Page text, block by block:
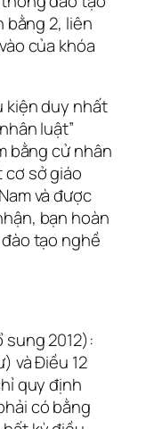
bằng 2, liên
của khóa
kiện duy nhất
luật”
bằng cử nhân
cơ sở giáo
và được
bạn hoàn
tạo nghề
sung 2012):
và Điều 12
quy định
có bằng